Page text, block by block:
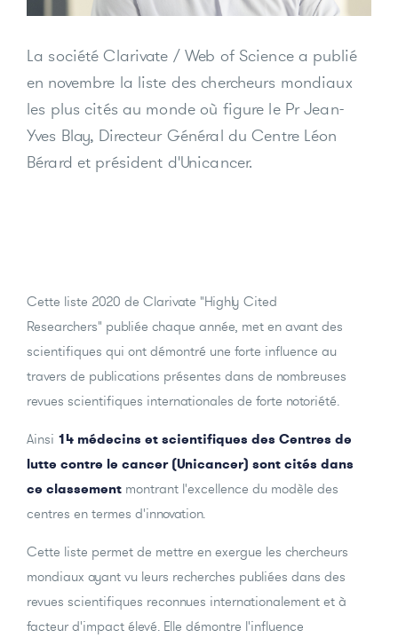
La société Clarivate / Web of Science a publié
en novembre la liste des chercheurs mondiaux
les plus cités au monde où figure le Pr Jean-
Yves Blay, Directeur Général du Centre Léon
Bérard et président d'Unicancer.
Cette liste 2020 de Clarivate "Highly Cited
Researchers" publiée chaque année, met en avant des
scientifiques qui ont démontré une forte influence au
travers de publications présentes dans de nombreuses
revues scientifiques internationales de forte notoriété.
Ainsi 14 médecins et scientifiques des Centres de
lutte contre le cancer (Unicancer) sont cités dans
ce classement montrant l'excellence du modèle des
centres en termes d'innovation.
Cette liste permet de mettre en exergue les chercheurs
mondiaux ayant vu leurs recherches publiées dans des
revues scientifiques reconnues internationalement et à
facteur d'impact élevé. Elle démontre l'influence